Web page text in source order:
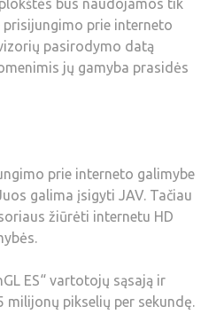
bus naudojamos tik
prie interneto
pasirodymo datą
jų gamyba prasidės
prie interneto galimybe
galima įsigyti JAV. Tačiau
žiūrėti internetu HD
ES“ vartotojų sąsają ir
pikselių per sekundę.